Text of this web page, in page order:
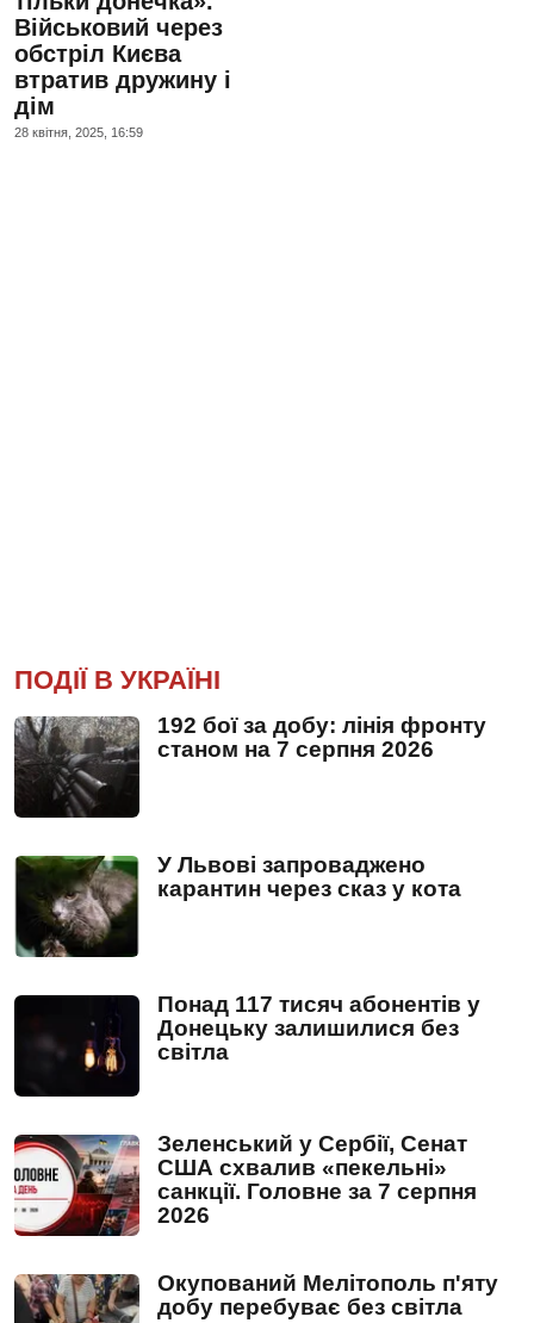
Військовий через
обстріл Києва
втратив дружину і
дім
28 квiтня, 2025, 16:59
ПОДІЇ В УКРАЇНІ
192 бої за добу: лінія фронту
станом на 7 серпня 2026
У Львові запроваджено
карантин через сказ у кота
Понад 117 тисяч абонентів у
Донецьку залишилися без
світла
Зеленський у Сербії, Сенат
США схвалив «пекельні»
санкції. Головне за 7 серпня
2026
Окупований Мелітополь п'яту
добу перебуває без світла